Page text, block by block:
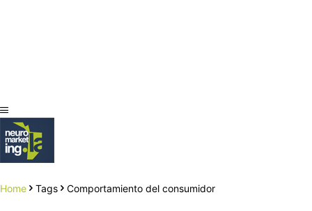
Home Tags Comportamiento del consumidor